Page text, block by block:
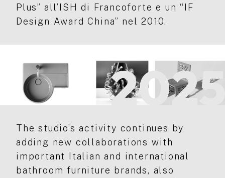
Plus” all’ISH di Francoforte e un “IF
Design Award China” nel 2010.
The studio’s activity continues by
adding new collaborations with
important Italian and international
bathroom furniture brands, also